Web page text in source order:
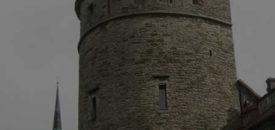
Vene tn 6, Tallinn
01.01–31.12
E-P 10:00–18:00
01.01–31.12
Tasuta
jaan.parn@gmail.com